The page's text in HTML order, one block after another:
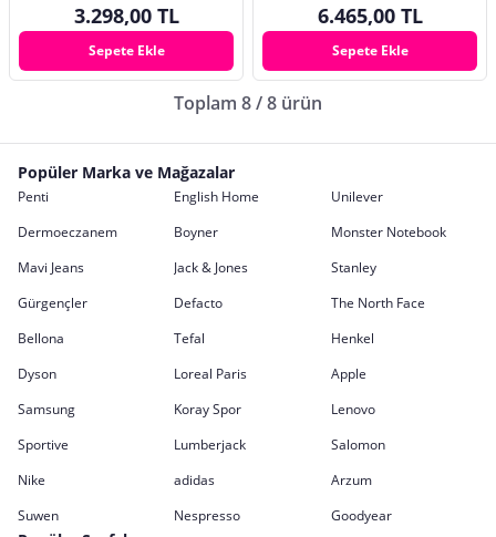
3.298,00 TL
Sepete Ekle
6.465,00 TL
Sepete Ekle
Toplam 8 / 8 ürün
Popüler Marka ve Mağazalar
Penti English Home
Unilever
Dermoeczanem
Boyner
Monster Notebook
Mavi Jeans
Jack & Jones
Stanley
Gürgençler
Defacto
The North Face
Bellona
Tefal
Henkel
Dyson
Loreal Paris
Apple
Samsung
Koray Spor
Lenovo
Sportive
Lumberjack
Salomon
Nike
adidas
Arzum
Suwen
Nespresso Goodyear